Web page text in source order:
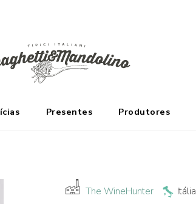
The WineHunter Itália
Presentes Produtores